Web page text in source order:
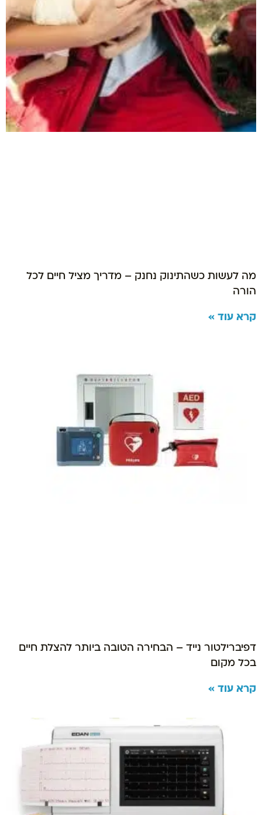
מה לעשות כשהתינוק נחנק – מדריך מציל חיים לכל
הורה
קרא עוד »
דפיברילטור נייד – הבחירה הטובה ביותר להצלת חיים
בכל מקום
קרא עוד »